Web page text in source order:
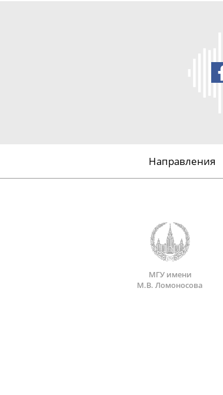
Направления
МГУ имени
М.В. Ломоносова